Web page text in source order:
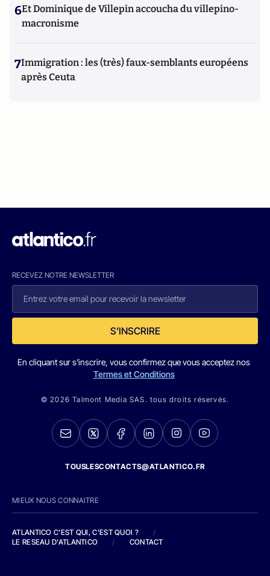
6Et Dominique de Villepin accoucha du villepino-
macronisme
7Immigration : les (très) faux-semblants européens
après Ceuta
RECEVEZ NOTRE NEWSLETTER
S'INSCRIRE
En cliquant sur s'inscrire, vous confirmez que vous acceptez nos
Termes et Conditions
© 2026 Talmont Media SAS. tous droits réservés.
TOUSLESCONTACTS@ATLANTICO.FR
MIEUX NOUS CONNAITRE
ATLANTICO C'EST QUI, C'EST QUOI ?
/
LE RESEAU D'ATLANTICO
/ CONTACT